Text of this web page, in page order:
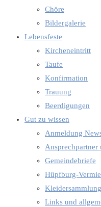
Chöre
Bildergalerie
Lebensfeste
Kircheneintritt
Taufe
Konfirmation
Trauung
Beerdigungen
Gut zu wissen
Anmeldung
Ansprechpartner
Gemeindebriefe
Hüpfburg-
Links und